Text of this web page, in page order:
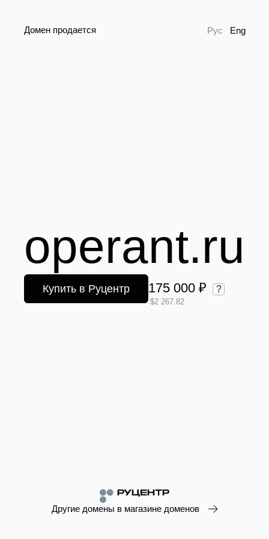
Домен продается Рус Eng
operant.ru
Купить в Руцентр 175 000 ₽ ?
$2 267.82
Другие домены в магазине доменов